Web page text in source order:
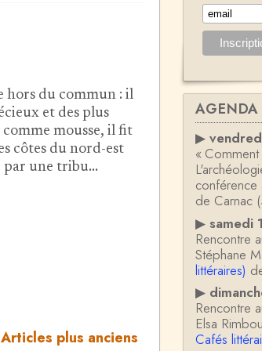
hors du commun : il
et des plus
mousse, il fit
côtes du nord-est
par une tribu…
Articles plus anciens
AGENDA
▶
«
conférence
de Carnac
▶ samedi
Rencontre
Stéphane
littéraires)
▶
Rencontre
Elsa
Cafés